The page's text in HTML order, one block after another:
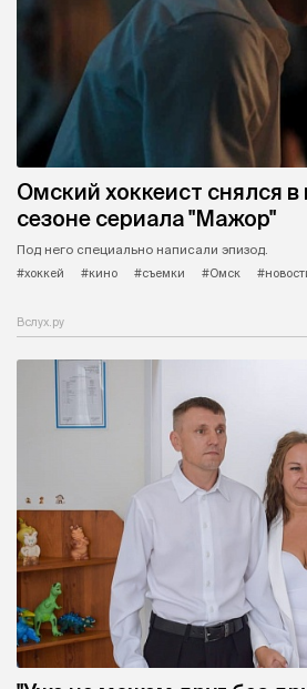
Омский хоккеист снялся в
сезоне сериала "Мажор"
Под него специально написали эпизод.
#хоккей
#кино #съемки #Омск
Вслух.ру